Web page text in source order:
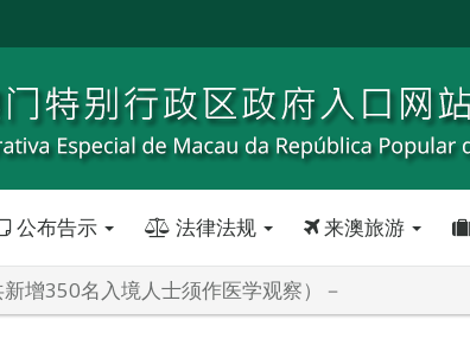
公布告示 法律法规 来澳旅游
增350名入境人士须作医学观察）－